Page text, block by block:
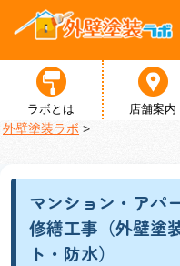
ラボとは 店舗案内
外壁塗装ラボ >
マンション・アパ
修繕工事（外壁塗
ト・防水）